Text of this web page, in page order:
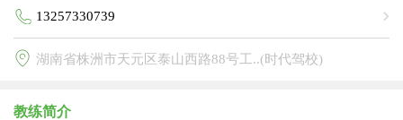
13257330739
湖南省株洲市天元区泰山西路88号工..(时代驾校)
教练简介